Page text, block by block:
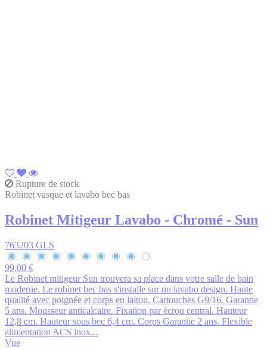
Rupture de stock
Robinet vasque et lavabo bec bas
Robinet Mitigeur Lavabo - Chromé - Sun
763203 GLS
99,00 €
Le Robinet mitigeur Sun trouvera sa place dans votre salle de bain
moderne. Le robinet bec bas s'installe sur un lavabo design. Haute
qualité avec poignée et corps en laiton. Cartouches G9/16. Garantie
5 ans. Mousseur anticalcaire. Fixation par écrou central. Hauteur
12,8 cm. Hauteur sous bec 6,4 cm. Corps Garantie 2 ans. Flexible
alimentation ACS inox...
Vue